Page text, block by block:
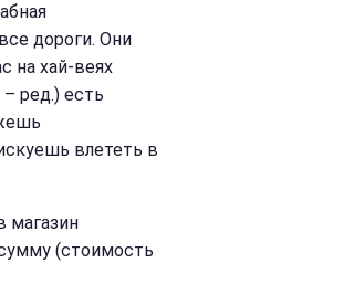
дороги. Они
на хай-веях
ред.) есть
влететь в
магазин
(стоимость